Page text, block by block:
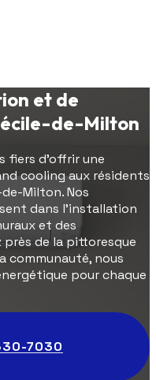
et de
de-Milton
fiers d'offrir une
cooling aux résidents
Milton. Nos
dans l'installation
et des
près de la pittoresque
communauté, nous
pour chaque
7030